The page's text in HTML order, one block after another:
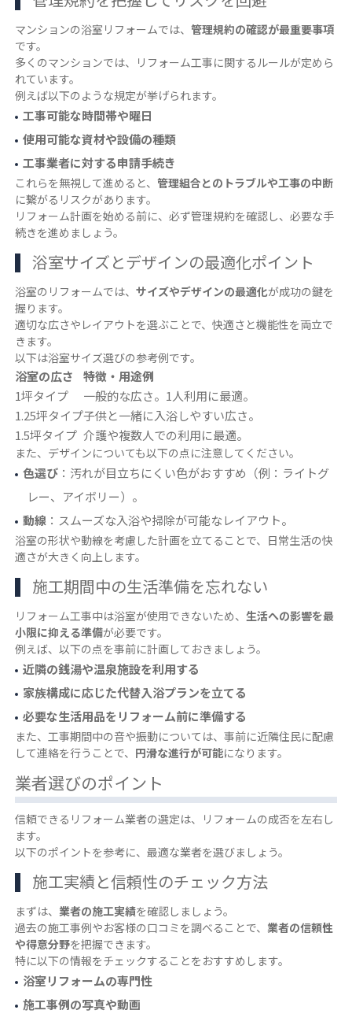
マンションの浴室リフォームでは、 管理規約の確認が最重要事項
です。
多くのマンションでは、リフォーム工事に関するルールが定めら
れています。
例えば以下のような規定が挙げられます。
工事可能な時間帯や曜日
使用可能な資材や設備の種類
工事業者に対する申請手続き
これらを無視して進めると、 管理組合とのトラブルや工事の中断
に繋がるリスクがあります。
リフォーム計画を始める前に、必ず管理規約を確認し、必要な手
続きを進めましょう。
浴室サイズとデザインの最適化ポイント
浴室のリフォームでは、 サイズやデザインの最適化が成功の鍵を
握ります。
適切な広さやレイアウトを選ぶことで、快適さと機能性を両立で
きます。
以下は浴室サイズ選びの参考例です。
浴室の広さ
特徴・用途例
1坪タイプ
一般的な広さ。1人利用に最適。
1.25坪タイプ子供と一緒に入浴しやすい広さ。
1.5坪タイプ 介護や複数人での利用に最適。
また、デザインについても以下の点に注意してください。
色選び：汚れが目立ちにくい色がおすすめ（例：ライトグ
レー、アイボリー）。
動線：スムーズな入浴や掃除が可能なレイアウト。
浴室の形状や動線を考慮した計画を立てることで、日常生活の快
適さが大きく向上します。
施工期間中の生活準備を忘れない
リフォーム工事中は浴室が使用できないため、 生活への影響を最
小限に抑える準備が必要です。
例えば、以下の点を事前に計画しておきましょう。
近隣の銭湯や温泉施設を利用する
家族構成に応じた代替入浴プランを立てる
必要な生活用品をリフォーム前に準備する
また、工事期間中の音や振動については、事前に近隣住民に配慮
して連絡を行うことで、 円滑な進行が可能になります。
業者選びのポイント
信頼できるリフォーム業者の選定は、リフォームの成否を左右し
ます。
以下のポイントを参考に、最適な業者を選びましょう。
施工実績と信頼性のチェック方法
まずは、 業者の施工実績を確認しましょう。
過去の施工事例やお客様の口コミを調べることで、 業者の信頼性
や得意分野を把握できます。
特に以下の情報をチェックすることをおすすめします。
浴室リフォームの専門性
施工事例の写真や動画